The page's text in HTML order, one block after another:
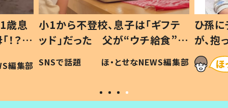
歳息
？」
編集部
小1から不登校、息子は「ギフテ
ッド」だった 父が“ウチ給食”を
作り続ける理由とは #令和の親
#令和の子
SNSで話題 ほ・とせなNEWS編集部
ひ孫
が、
「涙が
い」